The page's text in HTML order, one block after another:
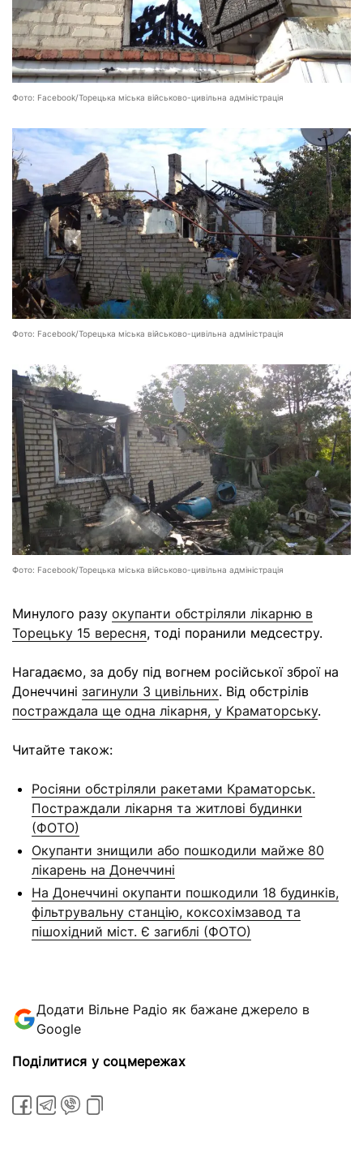
Фото: Facebook/Торецька міська військово-цивільна адміністрація
Фото: Facebook/Торецька міська військово-цивільна адміністрація
Фото: Facebook/Торецька міська військово-цивільна адміністрація
Минулого разу окупанти обстріляли лікарню в
Торецьку 15 вересня, тоді поранили медсестру.
Нагадаємо, за добу під вогнем російської зброї на
Донеччині загинули 3 цивільних. Від обстрілів
постраждала ще одна лікарня, у Краматорську.
Читайте також:
Росіяни обстріляли ракетами Краматорськ.
Постраждали лікарня та житлові будинки
(ФОТО)
Окупанти знищили або пошкодили майже 80
лікарень на Донеччині
На Донеччині окупанти пошкодили 18 будинків,
фільтрувальну станцію, коксохімзавод та
пішохідний міст. Є загиблі (ФОТО)
Додати Вільне Радіо як бажане джерело в
Google
Поділитися у соцмережах